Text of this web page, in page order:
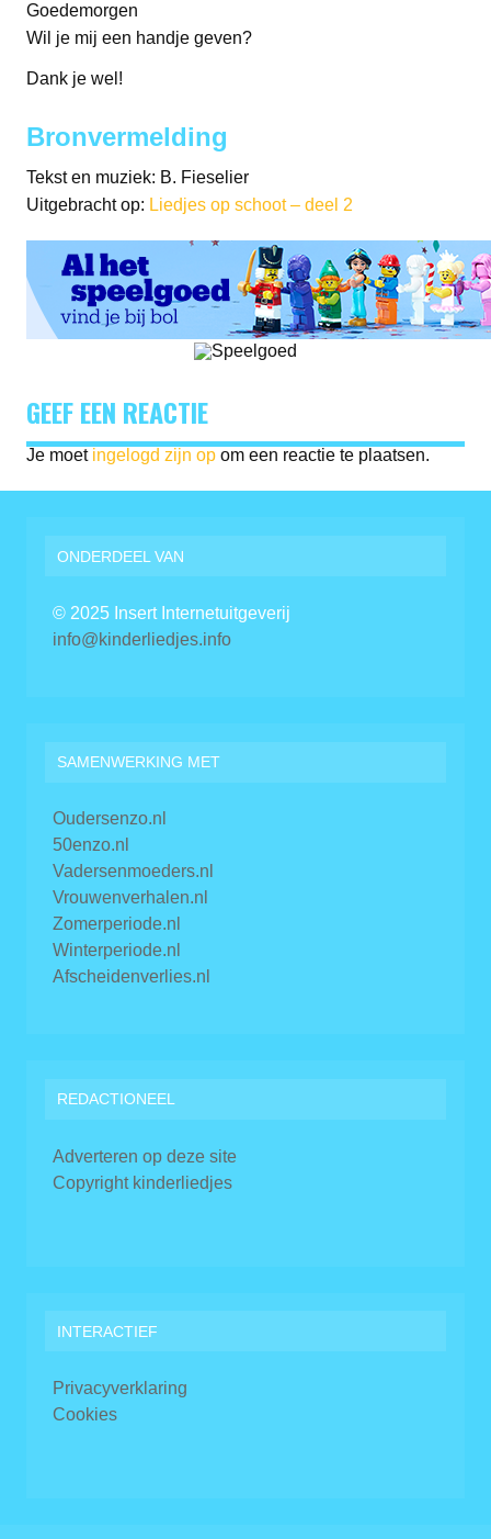
Goedemorgen
Wil je mij een handje geven?
Dank je wel!
Bronvermelding
Tekst en muziek: B. Fieselier
Uitgebracht op: Liedjes op schoot – deel 2
GEEF EEN REACTIE
Je moet ingelogd zijn op om een reactie te plaatsen.
ONDERDEEL VAN
© 2025 Insert Internetuitgeverij
info@kinderliedjes.info
SAMENWERKING MET
Oudersenzo.nl
50enzo.nl
Vadersenmoeders.nl
Vrouwenverhalen.nl
Zomerperiode.nl
Winterperiode.nl
Afscheidenverlies.nl
REDACTIONEEL
Adverteren op deze site
Copyright kinderliedjes
INTERACTIEF
Privacyverklaring
Cookies